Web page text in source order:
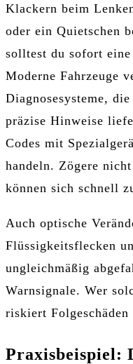
Klackern beim
oder ein Quietschen
solltest du sofort
Moderne Fahrzeuge
Diagnosesysteme,
präzise Hinweise
Codes mit
handeln. Zögere
können sich schnell
Auch optische
Flüssigkeitsflecken
ungleichmäßig
Warnsignale. Wer
riskiert Folgeschäden
Praxisbeispiel: